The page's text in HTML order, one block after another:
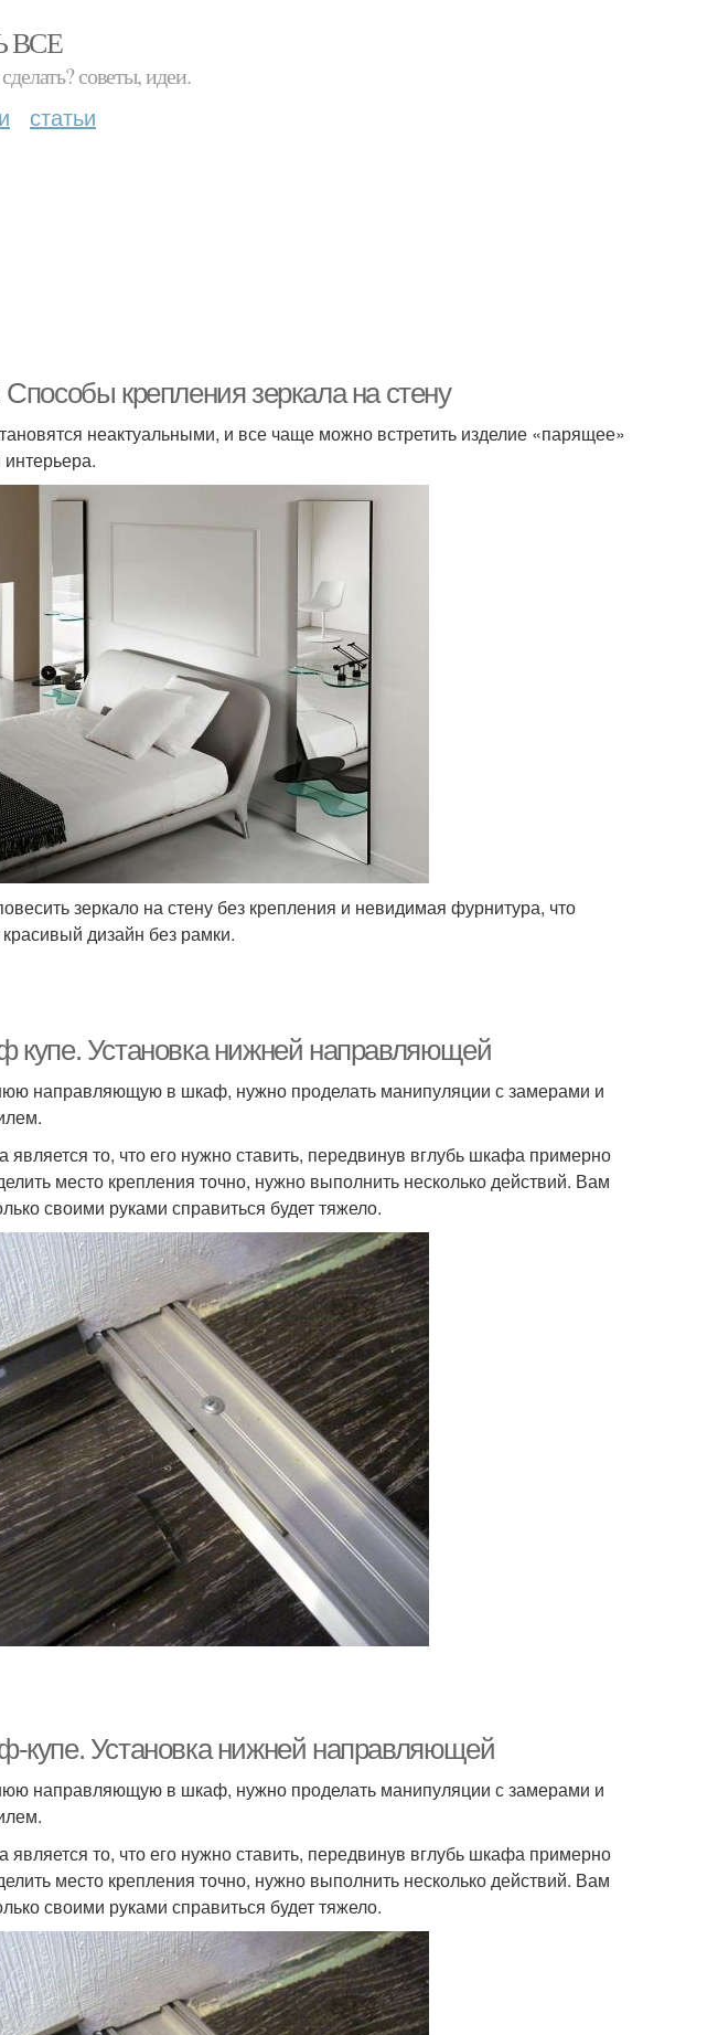
ВСЕ
советы, идеи.
статьи
Способы крепления зеркала на стену
неактуальными, и все чаще можно встретить изделие «парящее»
зеркало на стену без крепления и невидимая фурнитура, что
дизайн без рамки.
купе. Установка нижней направляющей
направляющую в шкаф, нужно проделать манипуляции с замерами и
то, что его нужно ставить, передвинув вглубь шкафа примерно
место крепления точно, нужно выполнить несколько действий. Вам
своими руками справиться будет тяжело.
купе. Установка нижней направляющей
направляющую в шкаф, нужно проделать манипуляции с замерами и
то, что его нужно ставить, передвинув вглубь шкафа примерно
место крепления точно, нужно выполнить несколько действий. Вам
своими руками справиться будет тяжело.